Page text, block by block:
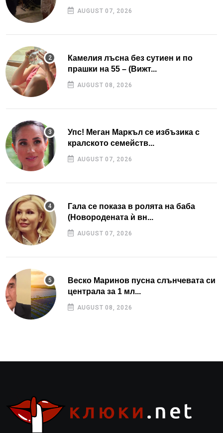
AUGUST 07, 2026
Камелия лъсна без сутиен и по
прашки на 55 – (Вижт...
AUGUST 08, 2026
Упс! Меган Маркъл се избъзика с
кралското семейств...
AUGUST 07, 2026
Гала се показа в ролята на баба
(Новородената ѝ вн...
AUGUST 07, 2026
Веско Маринов пусна слънчевата си
централа за 1 мл...
AUGUST 08, 2026